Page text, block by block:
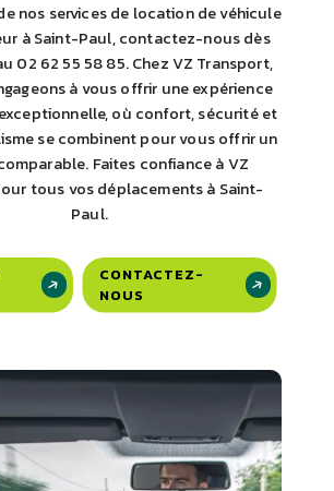
nos services de location de véhicule
à Saint-Paul, contactez-nous dès
02 62 55 58 85. Chez VZ Transport,
à vous offrir une expérience
où confort, sécurité et
se combinent pour vous offrir un
Faites confiance à VZ
tous vos déplacements à Saint-
Paul.
CONTACTEZ-
NOUS